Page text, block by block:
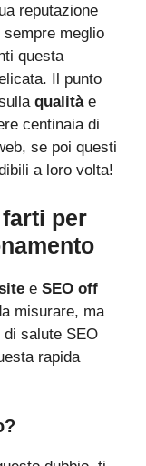
reputazione
meglio
questa
Il punto
qualità e
centinaia di
se poi questi
a loro volta!
per
e SEO off
misurare, ma
salute SEO
rapida